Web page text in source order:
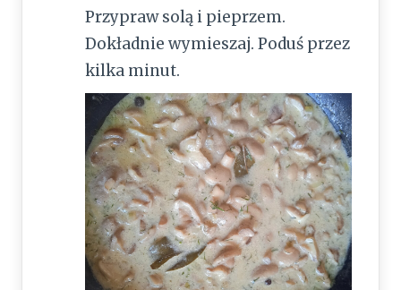
Przypraw solą i pieprzem.
Dokładnie wymieszaj. Poduś przez
kilka minut.